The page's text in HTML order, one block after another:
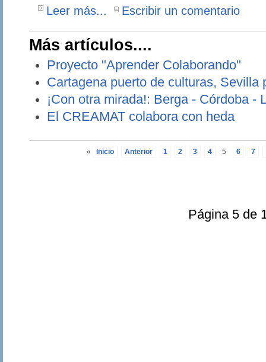
Leer más...
Escribir un comentario
Más artículos....
Proyecto "Aprender Colaborando"
Cartagena puerto de culturas, Sevilla
¡Con otra mirada!: Berga - Córdoba -
El CREAMAT colabora con heda
« Inicio Anterior 1 2 3 4 5 6 7
Página 5 de